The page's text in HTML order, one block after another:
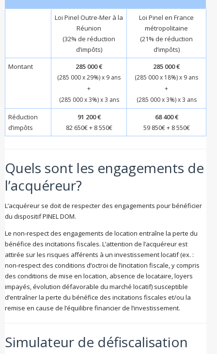
Loi Pinel Outre-Mer à la
Réunion
(32% de réduction
d’impôts)
Loi Pinel en France
métropolitaine
(21% de réduction
d’impôts)
Montant
285 000 €
(285 000 x 29%) x 9 ans
+
(285 000 x 3%) x 3 ans
285 000 €
(285 000 x 18%) x 9 ans
+
(285 000 x 3%) x 3 ans
Réduction
d’impôts
91 200 €
82 650€ + 8 550€
68 400 €
59 850€ + 8 550€
Quels sont les engagements de
l’acquéreur?
L’acquéreur se doit de respecter des engagements pour bénéficier
du dispositif PINEL DOM.
Le non-respect des engagements de location entraîne la perte du
bénéfice des incitations fiscales. L’attention de l’acquéreur est
attirée sur les risques afférents à un investissement locatif (ex. :
non-respect des conditions d’octroi de l’incitation fiscale, y compris
des conditions de mise en location, absence de locataire, loyers
impayés, évolution défavorable du marché locatif) susceptible
d’entraîner la perte du bénéfice des incitations fiscales et/ou la
remise en cause de l’équilibre financier de l’investissement.
Simulateur de défiscalisation